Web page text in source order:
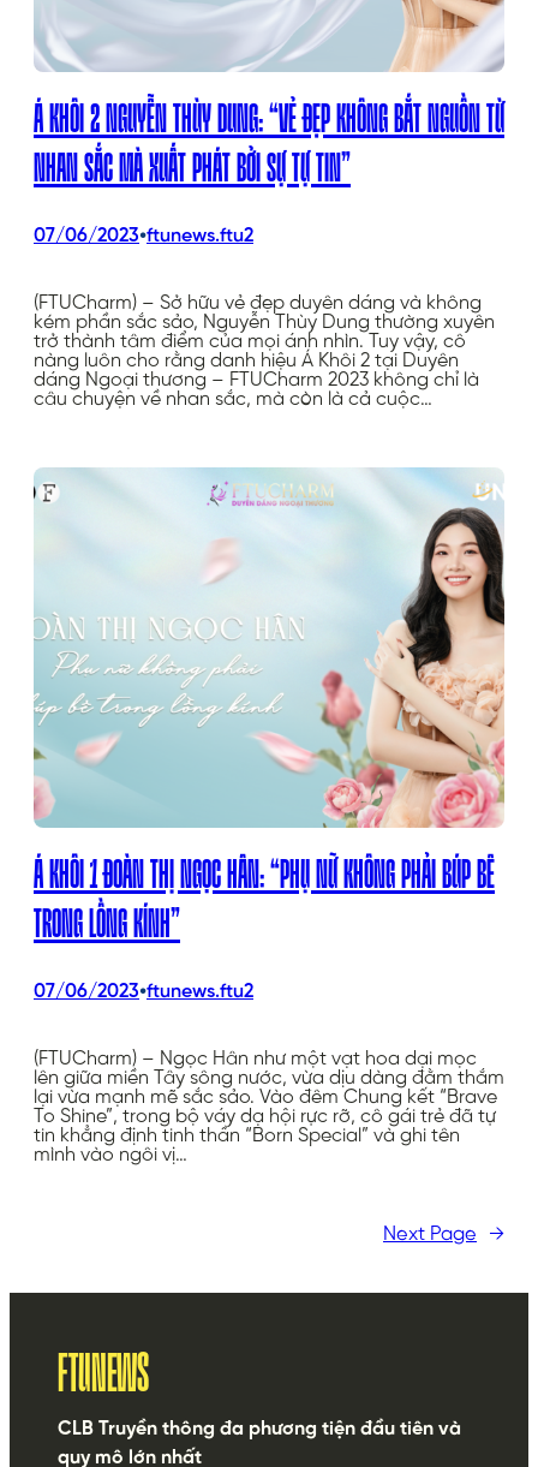
Á KHÔI 2 NGUYỄN THÙY DUNG: “VẺ ĐẸP KHÔNG BẮT NGUỒN TỪ
NHAN SẮC MÀ XUẤT PHÁT BỞI SỰ TỰ TIN”
07/06/2023•ftunews.ftu2
(FTUCharm) – Sở hữu vẻ đẹp duyên dáng và không
kém phần sắc sảo, Nguyễn Thùy Dung thường xuyên
trở thành tâm điểm của mọi ánh nhìn. Tuy vậy, cô
nàng luôn cho rằng danh hiệu Á Khôi 2 tại Duyên
dáng Ngoại thương – FTUCharm 2023 không chỉ là
câu chuyện về nhan sắc, mà còn là cả cuộc…
Á KHÔI 1 ĐOÀN THỊ NGỌC HÂN: “PHỤ NỮ KHÔNG PHẢI BÚP BÊ
TRONG LỒNG KÍNH”
07/06/2023•ftunews.ftu2
(FTUCharm) – Ngọc Hân như một vạt hoa dại mọc
lên giữa miền Tây sông nước, vừa dịu dàng đằm thắm
lại vừa mạnh mẽ sắc sảo. Vào đêm Chung kết “Brave
To Shine”, trong bộ váy dạ hội rực rỡ, cô gái trẻ đã tự
tin khẳng định tinh thần “Born Special” và ghi tên
mình vào ngôi vị…
Next Page →
FTUNEWS
CLB Truyền thông đa phương tiện đầu tiên và
quy mô lớn nhất